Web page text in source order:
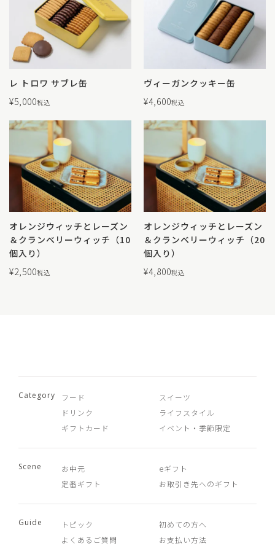
レ トロワ サブレ缶
¥5,000税込
ヴィーガンクッキー缶
¥4,600税込
オレンジウィッチとレーズン
＆クランベリーウィッチ（10
個入り）
¥2,500税込
オレンジウィッチとレーズン
＆クランベリーウィッチ（20
個入り）
¥4,800税込
Category フード
スイーツ
ドリンク
ライフスタイル
ギフトカード
イベント・季節限定
Scene お中元
eギフト
定番ギフト
お取引き先へのギフト
Guide トピック
初めての方へ
よくあるご質問
お支払い方法